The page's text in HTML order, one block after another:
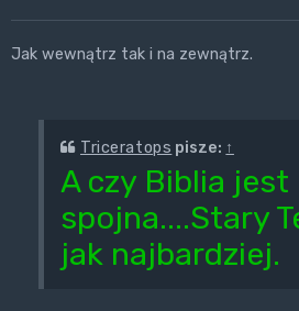
Jak wewnątrz tak i na zewnątrz.
Triceratops pisze: ↑
A czy Biblia jest
spojna....Stary
jak najbardziej.